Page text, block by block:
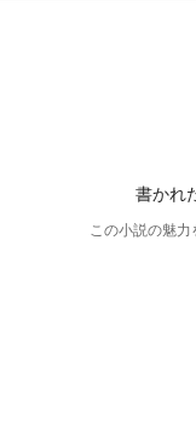
書かれ
この小説の魅